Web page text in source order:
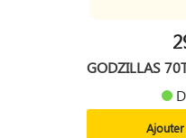
GODZILLAS